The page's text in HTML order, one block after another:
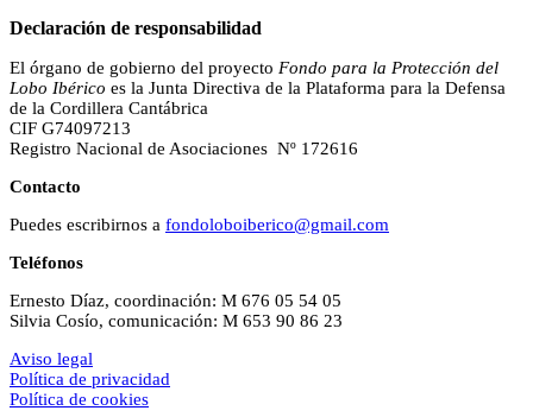
Declaración de responsabilidad
El órgano de gobierno del proyecto Fondo para la Protección del
Lobo Ibérico es la Junta Directiva de la Plataforma para la Defensa
de la Cordillera Cantábrica
CIF G74097213
Registro Nacional de Asociaciones Nº 172616
Contacto
Puedes escribirnos a fondoloboiberico@gmail.com
Teléfonos
Ernesto Díaz, coordinación: M 676 05 54 05
Silvia Cosío, comunicación: M 653 90 86 23
Aviso legal
Política de privacidad
Política de cookies